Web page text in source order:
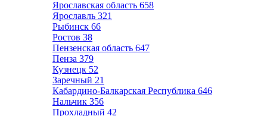
Ярославская область 658
Ярославль 321
Рыбинск 66
Ростов 38
Пензенская область 647
Пенза 379
Кузнецк 52
Заречный 21
Кабардино-Балкарская Республика 646
Нальчик 356
Прохладный 42